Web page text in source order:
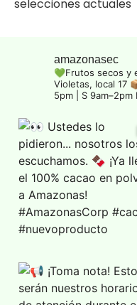
selecciones actuales
amazonasec
💚Frutos secos y
Violetas, local 17
5pm | S 9am–2pm